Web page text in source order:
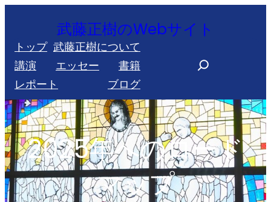
を
ス
キ
ッ
プ
武藤正樹のWebサイト
トップ 武藤正樹について
講演
エッセー
書籍
レポート
ブログ
r
c
h
2025年へのロード
マップ